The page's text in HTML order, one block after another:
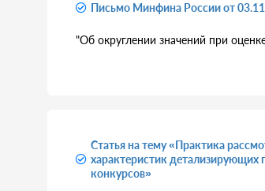
Письмо Минфина России от
"Об округлении значений при
Статья на тему «Практика
характеристик детализирующих
конкурсов»